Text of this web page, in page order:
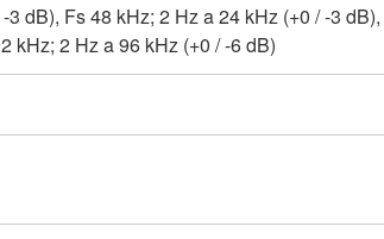
dB), Fs 48 kHz; 2 Hz a 24 kHz (+0 / -3
kHz; 2 Hz a 96 kHz (+0 / -6 dB)